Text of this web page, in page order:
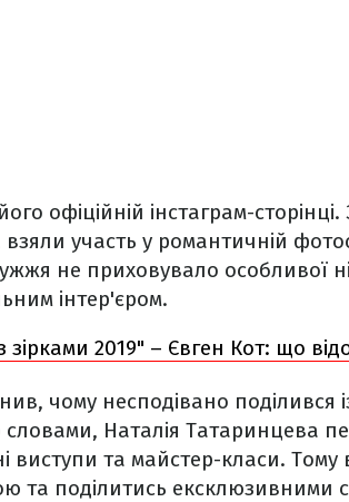
офіційній інстаграм-сторінці.
участь у романтичній
не приховувало особливої
інтер'єром.
2019" – Євген Кот: що
чому несподівано поділився
Наталія Татаринцева
виступи та майстер-класи. Тому
та поділитись ексклюзивними